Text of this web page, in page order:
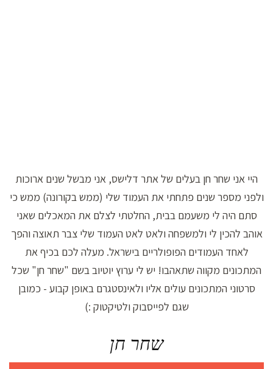
היי אני שחר חן בעלים של אתר דלישס, אני מבשל שנים ארוכות
ולפני מספר שנים פתחתי את העמוד שלי (ממש בקורונה) ממש כי
סתם היה לי משעמם בבית, החלטתי לצלם את המאכלים שאני
אוהב להכין לי ולמשפחה ולאט לאט העמוד שלי צבר תאוצה והפך
לאחד העמודים הפופולריים בישראל. מעלה לכם בכיף את
המתכונים מקווה שתאהבו! יש לי ערוץ יוטיוב בשם "שחר חן" שכל
סרטוני המתכונים עולים אליו ולאינסטגרם באופן קבוע - כמובן
שגם לפייסבוק ולטיקטוק :)
שחר חן